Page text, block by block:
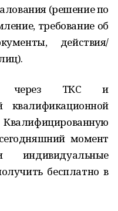
(решение по
требование об
действия/
через ТКС и
квалификационной
момент
бесплатно в